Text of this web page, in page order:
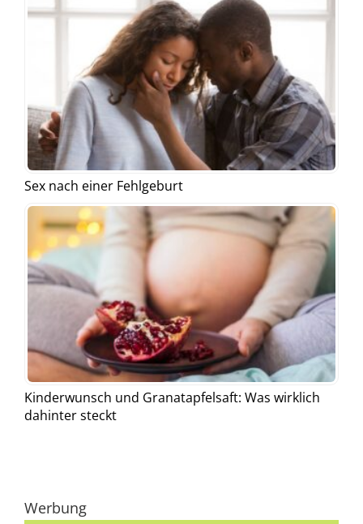
Sex nach einer Fehlgeburt
Kinderwunsch und Granatapfelsaft: Was wirklich
dahinter steckt
Werbung